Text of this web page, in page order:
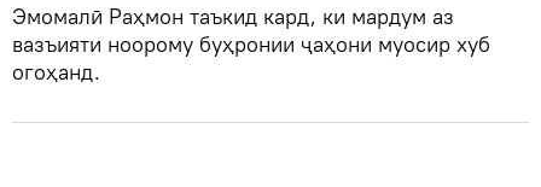
Эмомалӣ Раҳмон таъкид кард, ки мардум аз
вазъияти ноорому буҳронии ҷаҳони муосир хуб
огоҳанд.